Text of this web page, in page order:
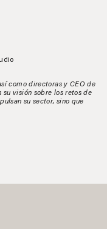
como directoras y CEO de
visión sobre los retos de
su sector, sino que